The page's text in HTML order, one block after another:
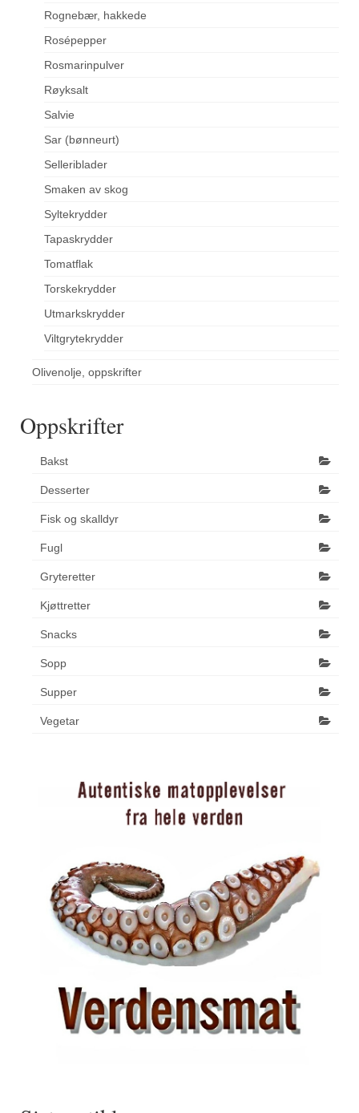
Rognebær, hakkede
Rosépepper
Rosmarinpulver
Røyksalt
Salvie
Sar (bønneurt)
Selleriblader
Smaken av skog
Syltekrydder
Tapaskrydder
Tomatflak
Torskekrydder
Utmarkskrydder
Viltgrytekrydder
Olivenolje, oppskrifter
Oppskrifter
Bakst
Desserter
Fisk og skalldyr
Fugl
Gryteretter
Kjøttretter
Snacks
Sopp
Supper
Vegetar